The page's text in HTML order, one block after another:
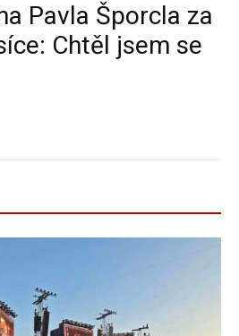
Pavla Šporcla za
Chtěl jsem se